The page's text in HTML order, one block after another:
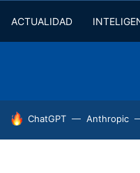
ACTUALIDAD
HOY SE HABLA DE
ChatGPT Anthropic